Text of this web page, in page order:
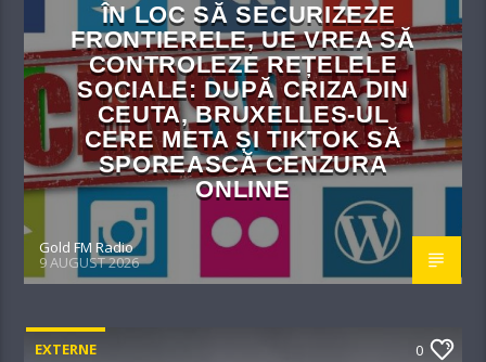
ÎN LOC SĂ SECURIZEZE
FRONTIERELE, UE VREA SĂ
CONTROLEZE REȚELELE
SOCIALE: DUPĂ CRIZA DIN
CEUTA, BRUXELLES-UL
CERE META ȘI TIKTOK SĂ
SPOREASCĂ CENZURA
ONLINE
Gold FM Radio
9 AUGUST 2026
EXTERNE 0